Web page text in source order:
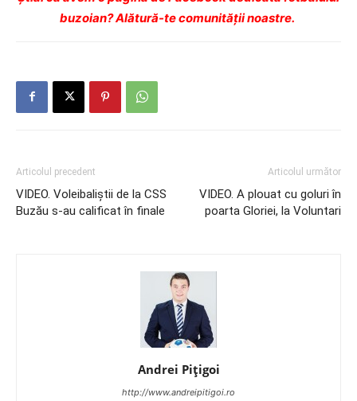
buzoian? Alătură-te comunității noastre.
Articolul precedent
VIDEO. Voleibaliştii de la CSS
Buzău s-au calificat în finale
Articolul următor
VIDEO. A plouat cu goluri în
poarta Gloriei, la Voluntari
Andrei Pițigoi
http://www.andreipitigoi.ro